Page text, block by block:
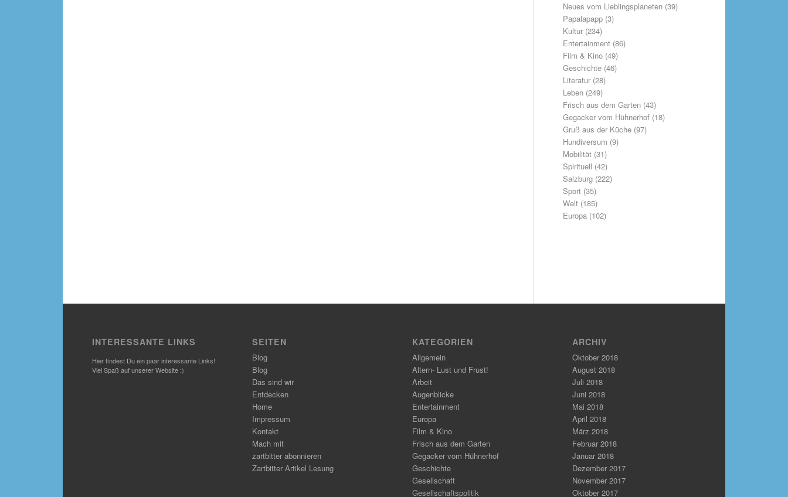
Neues vom Lieblingsplaneten(39)
Papalapapp(3)
Kultur(234)
Entertainment(86)
Film & Kino(49)
Geschichte(46)
Literatur(28)
Leben(249)
Frisch aus dem Garten(43)
Gegacker vom Hühnerhof(18)
Gruß aus der Küche(97)
Hundiversum (9)
Mobilität(31)
Spirituell (42)
Salzburg(222)
Sport(35)
Welt(185)
Europa(102)
INTERESSANTE LINKS
Hier findest Du ein paar interessante Links!
Viel Spaß auf unserer Website :)
SEITEN
Blog
Blog
Das sind wir
Entdecken
Home
Impressum
Kontakt
Mach mit
zartbitter abonnieren
Zartbitter Artikel Lesung
KATEGORIEN
Allgemein
Altern- Lust und Frust!
Arbeit
Augenblicke
Entertainment
Europa
Film & Kino
Frisch aus dem Garten
Gegacker vom Hühnerhof
Geschichte
Gesellschaft
Gesellschaftspolitik
ARCHIV
Oktober 2018
August 2018
Juli 2018
Juni 2018
Mai 2018
April 2018
März 2018
Februar 2018
Januar 2018
Dezember 2017
November 2017
Oktober 2017